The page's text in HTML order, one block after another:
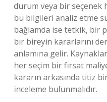
durum veya bir seçenek
bu bilgileri analiz etme
bağlamda ise tetkik, bir
bir bireyin kararlarını
anlamına gelir.
her seçim bir fırsat
kararın arkasında titiz
inceleme bulunmalıdır.